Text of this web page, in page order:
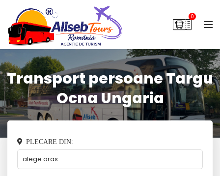
0
Transport persoane Targu
Ocna Ungaria
PLECARE DIN: